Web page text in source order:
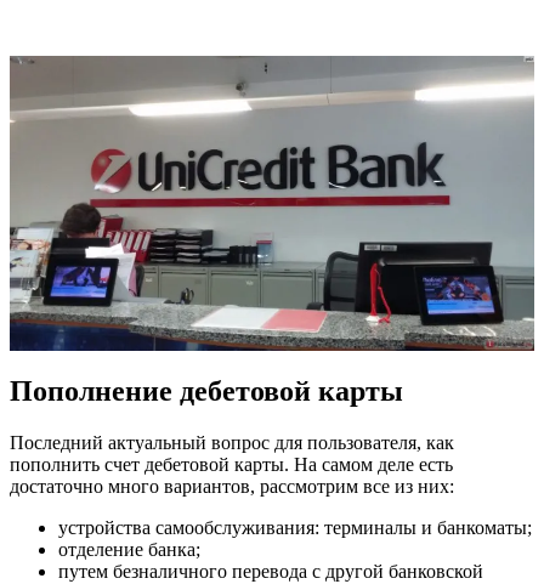
Пополнение дебетовой карты
Последний актуальный вопрос для пользователя, как
пополнить счет дебетовой карты. На самом деле есть
достаточно много вариантов, рассмотрим все из них:
устройства самообслуживания: терминалы и банкоматы;
отделение банка;
путем безналичного перевода с другой банковской